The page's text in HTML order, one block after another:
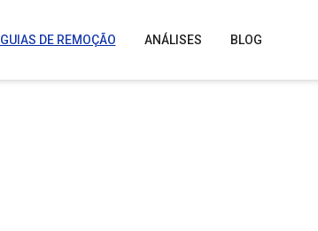
GUIAS DE REMOÇÃO ANÁLISES BLOG